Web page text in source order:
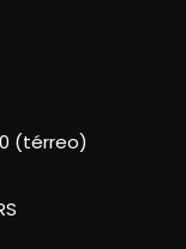
(térreo)